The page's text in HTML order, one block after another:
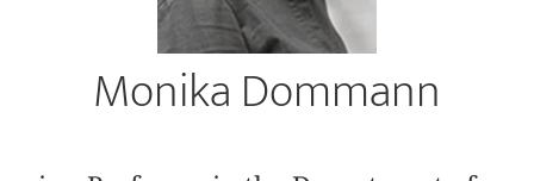
Monika Dommann